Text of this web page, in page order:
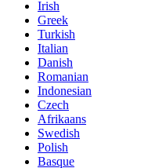
Irish
Greek
Turkish
Italian
Danish
Romanian
Indonesian
Czech
Afrikaans
Swedish
Polish
Basque